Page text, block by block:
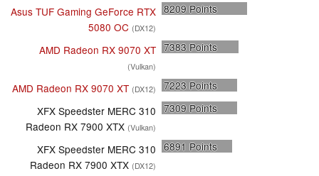
Asus TUF Gaming GeForce RTX
5080 OC (DX12)
8209 Points
AMD Radeon RX 9070 XT
(Vulkan)
7383 Points
AMD Radeon RX 9070 XT (DX12) 7223 Points
XFX Speedster MERC 310
Radeon RX 7900 XTX (Vulkan)
7309 Points
XFX Speedster MERC 310
Radeon RX 7900 XTX (DX12)
6891 Points